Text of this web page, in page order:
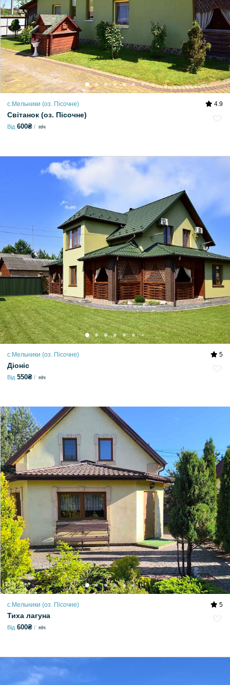
с.Мельники (оз. Пісочне) 4.9
Світанок (оз. Пісочне)
Від 600₴ ніч
с.Мельники (оз. Пісочне) 5
Діоніс
Від 550₴ ніч
с.Мельники (оз. Пісочне) 5
Тиха лагуна
Від 600₴ ніч